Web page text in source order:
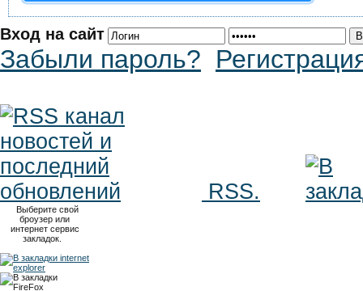
Вход на сайт
Забыли пароль?
RSS.
Выберите свой
броузер или
интернет сервис
закладок.